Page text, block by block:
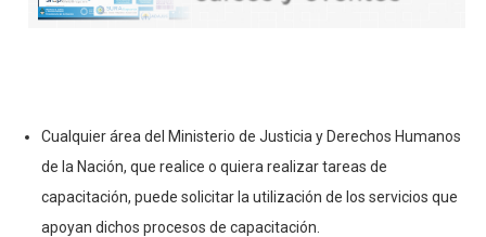
Cualquier área del Ministerio de Justicia y Derechos Humanos
de la Nación, que realice o quiera realizar tareas de
capacitación, puede solicitar la utilización de los servicios que
apoyan dichos procesos de capacitación.